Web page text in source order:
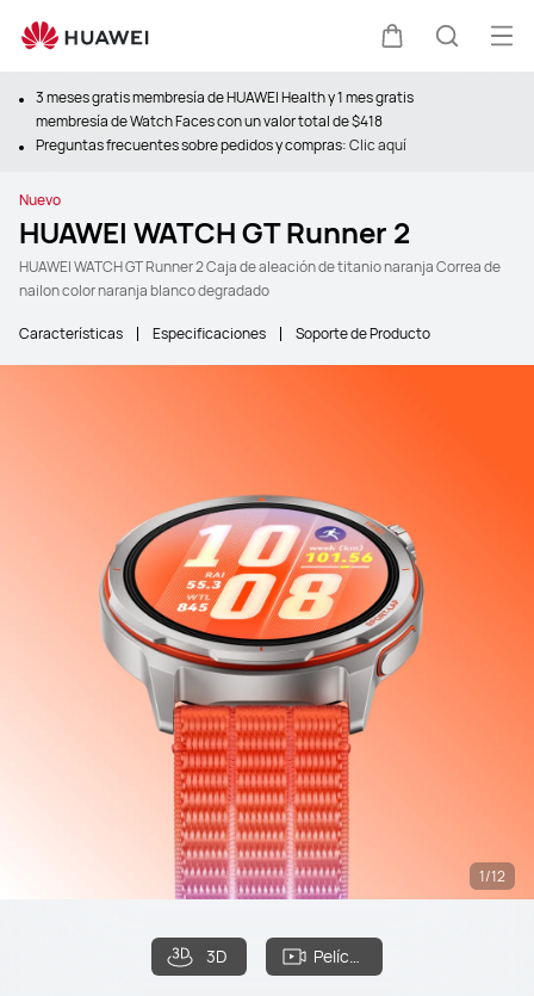
3 meses gratis membresía de HUAWEI Health y 1 mes gratis
membresía de Watch Faces con un valor total de $418
Preguntas frecuentes sobre pedidos y compras:Clic aquí
Nuevo
HUAWEI WATCH GT Runner 2
HUAWEI WATCH GT Runner 2 Caja de aleación de titanio naranja Correa de
nailon color naranja blanco degradado
Características Especificaciones Soporte de Producto
3D Película
1/12